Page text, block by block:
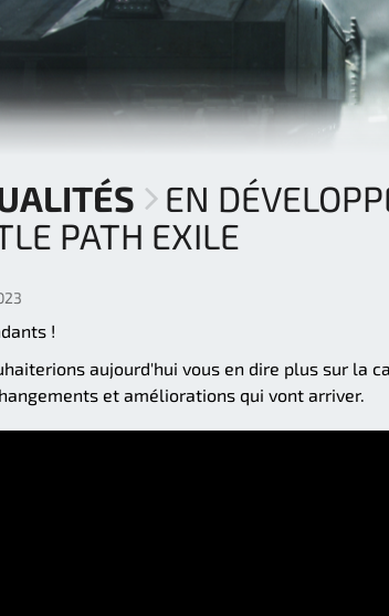
EN
PATH EXILE
!
aujourd'hui vous en dire plus sur la
et améliorations qui vont arriver.